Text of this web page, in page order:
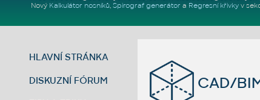
Nový Kalkulátor nosníků, Spirograf generátor a Regresní křivkyv
HLAVNÍ STRÁNKA
DISKUZNÍ FÓRUM CAD/